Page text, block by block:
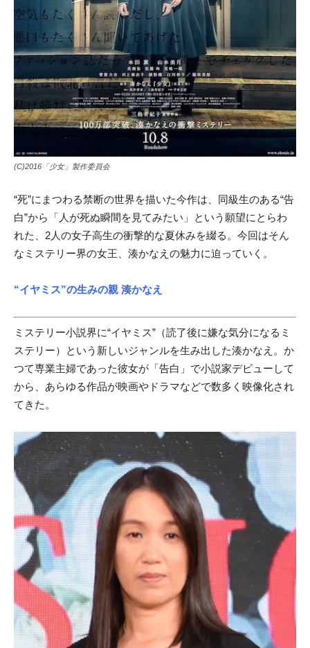
(C)2016「少女」製作委員会
“死”にまつわる禁断の世界を描いた今作は、同級生のある“告
白”から「人が死ぬ瞬間を見てみたい」という願望にとらわ
れた、2人の女子高生の衝撃的な夏休みを綴る。今回はそん
なミステリー界の女王、湊かなえの魅力に迫っていく。
“イヤミス”の生みの親 湊かなえ
ミステリー小説界に“イヤミス”（読了後に嫌な気分になるミ
ステリー）という新しいジャンルを生み出した湊かなえ。か
つて専業主婦であった彼女が「告白」で小説家デビューして
から、あらゆる作品が映画やドラマなどで数多く映像化され
てきた。